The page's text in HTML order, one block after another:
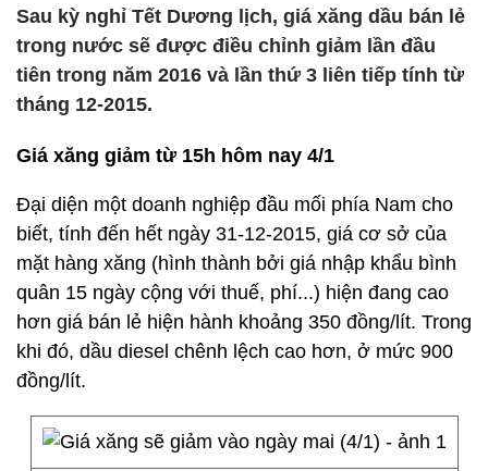
Sau kỳ nghỉ Tết Dương lịch, giá xăng dầu bán lẻ
trong nước sẽ được điều chỉnh giảm lần đầu
tiên trong năm 2016 và lần thứ 3 liên tiếp tính từ
tháng 12-2015.
Giá xăng giảm từ 15h hôm nay 4/1
Đại diện một doanh nghiệp đầu mối phía Nam cho
biết, tính đến hết ngày 31-12-2015, giá cơ sở của
mặt hàng xăng (hình thành bởi giá nhập khẩu bình
quân 15 ngày cộng với thuế, phí...) hiện đang cao
hơn giá bán lẻ hiện hành khoảng 350 đồng/lít. Trong
khi đó, dầu diesel chênh lệch cao hơn, ở mức 900
đồng/lít.